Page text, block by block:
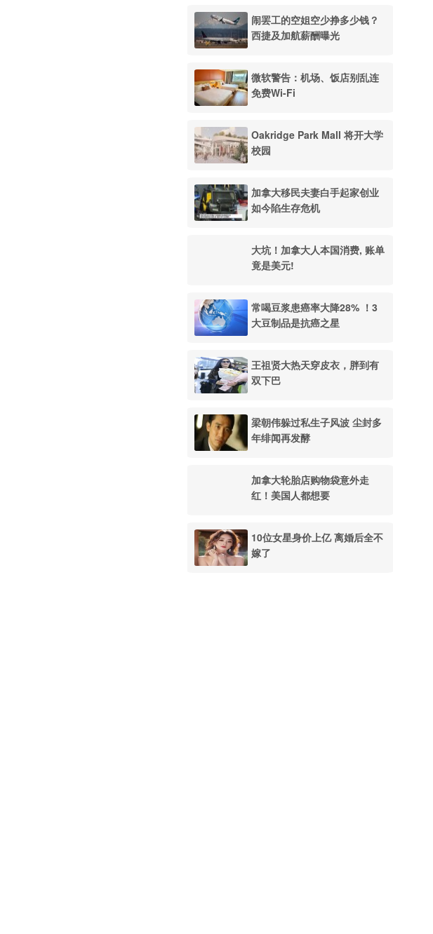
闹罢工的空姐空少挣多少钱？
西捷及加航薪酬曝光
微软警告：机场、饭店别乱连
免费Wi-Fi
Oakridge Park Mall 将开大学
校园
加拿大移民夫妻白手起家创业
如今陷生存危机
大坑！加拿大人本国消费, 账单
竟是美元!
常喝豆浆患癌率大降28% ！3
大豆制品是抗癌之星
王祖贤大热天穿皮衣，胖到有
双下巴
梁朝伟躲过私生子风波 尘封多
年绯闻再发酵
加拿大轮胎店购物袋意外走
红！美国人都想要
10位女星身价上亿 离婚后全不
嫁了